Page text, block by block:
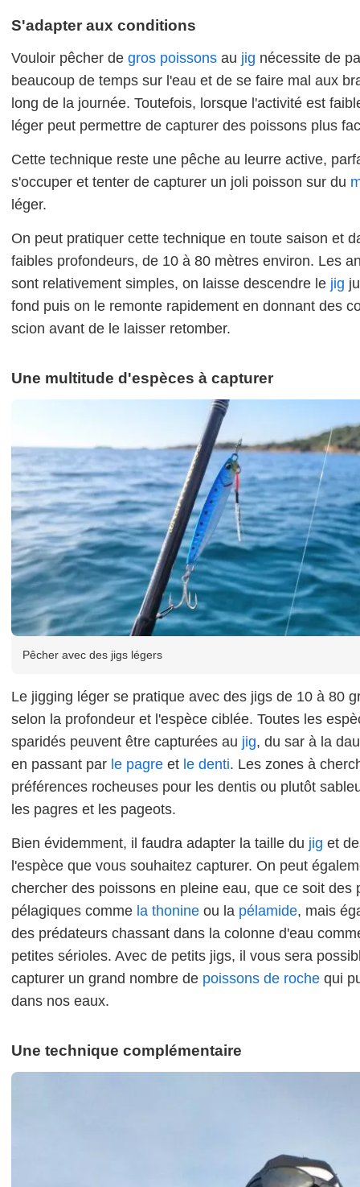
S'adapter aux conditions
Vouloir pêcher de gros poissons au jig nécessite de
beaucoup de temps sur l'eau et de se faire mal aux
long de la journée. Toutefois, lorsque l'activité est
léger peut permettre de capturer des poissons plus
Cette technique reste une pêche au leurre active,
s'occuper et tenter de capturer un joli poisson sur du
léger.
On peut pratiquer cette technique en toute saison et
faibles profondeurs, de 10 à 80 mètres environ. Les
sont relativement simples, on laisse descendre le jig
fond puis on le remonte rapidement en donnant des
scion avant de le laisser retomber.
Une multitude d'espèces à capturer
Pêcher avec des jigs légers
Le jigging léger se pratique avec des jigs de 10 à 80
selon la profondeur et l'espèce ciblée. Toutes les
sparidés peuvent être capturées au jig, du sar à la
en passant par le pagre et le denti. Les zones à
préférences rocheuses pour les dentis ou plutôt
les pagres et les pageots.
Bien évidemment, il faudra adapter la taille du jig et
l'espèce que vous souhaitez capturer. On peut
chercher des poissons en pleine eau, que ce soit des
pélagiques comme la thonine ou la pélamide, mais
des prédateurs chassant dans la colonne d'eau
petites sérioles. Avec de petits jigs, il vous sera
capturer un grand nombre de poissons de roche qui
dans nos eaux.
Une technique complémentaire